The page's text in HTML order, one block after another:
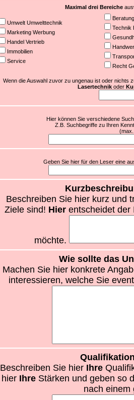
Maximal drei Bereiche
Umwelt Umwelttechnik
Marketing Werbung
Handel Vertrieb
Immobilien
Service
Beratung
Technik
Recht
Wenn die Auswahl zuvor zu ungenau ist oder nichts
Lasertechnik oder
Hier können Sie verschiedene
Z.B. Suchbegriffe zu Ihren
Geben Sie hier für den Leser eine
Beschreiben Sie hier kurz und
Ziele sind! Hier entscheidet der
möchte.
Wie sollte das
Machen Sie hier konkrete
interessieren, welche Sie
Beschreiben Sie hier Ihre
hier IhreStärken und geben so
nach einem